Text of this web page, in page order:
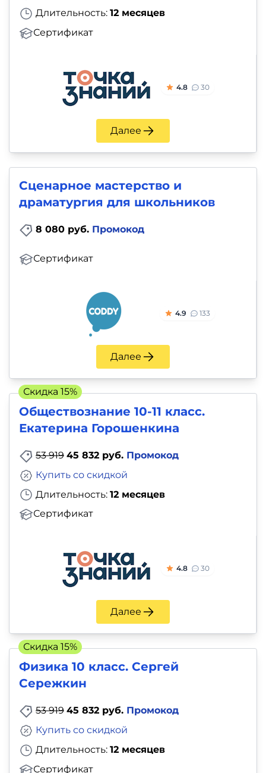
Длительность: 12 месяцев
Сертификат
4.8 30
Далее
Сценарное мастерство и
драматургия для школьников
8 080 руб. Промокод
Сертификат
4.9 133
Далее
Обществознание 10-11 класс.
Екатерина Горошенкина
53 919 45 832 руб. Промокод
Длительность: 12 месяцев
Сертификат
Купить со скидкой
4.8 30
Далее
Скидка 15%
Физика 10 класс. Сергей
Сережкин
53 919 45 832 руб. Промокод
Длительность: 12 месяцев
Сертификат
Купить со скидкой
Скидка 15%